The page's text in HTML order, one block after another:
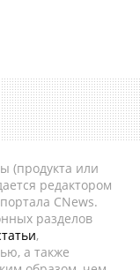
(продукта или
редактором
CNews.
разделов
,
а также